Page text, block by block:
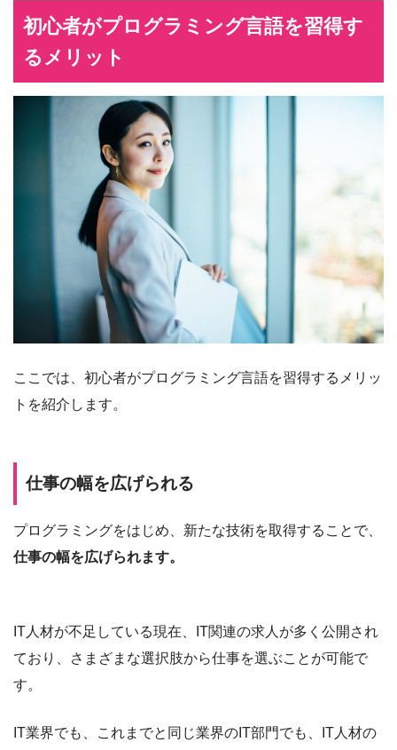
初心者がプログラミング言語を習得す
るメリット
ここでは、初心者がプログラミング言語を習得するメリッ
トを紹介します。
仕事の幅を広げられる
プログラミングをはじめ、新たな技術を取得することで、
仕事の幅を広げられます。
IT人材が不足している現在、IT関連の求人が多く公開され
ており、さまざまな選択肢から仕事を選ぶことが可能で
す。
IT業界でも、これまでと同じ業界のIT部門でも、IT人材の